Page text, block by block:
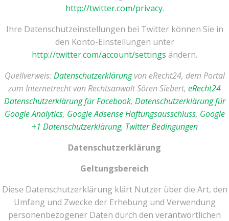
http://twitter.com/privacy.
Ihre Datenschutzeinstellungen bei Twitter können Sie in
den Konto-Einstellungen unter
http://twitter.com/account/settings ändern.
Quellverweis:Datenschutzerklärungvon eRecht24, dem Portal
zum Internetrecht von Rechtsanwalt Sören Siebert, eRecht24
Datenschutzerklärung für Facebook, Datenschutzerklärung für
Google Analytics, Google Adsense Haftungsausschluss, Google
+1 Datenschutzerklärung, Twitter Bedingungen
Datenschutzerklärung
Geltungsbereich
Diese Datenschutzerklärung klärt Nutzer über die Art, den
Umfang und Zwecke der Erhebung und Verwendung
personenbezogener Daten durch den verantwortlichen